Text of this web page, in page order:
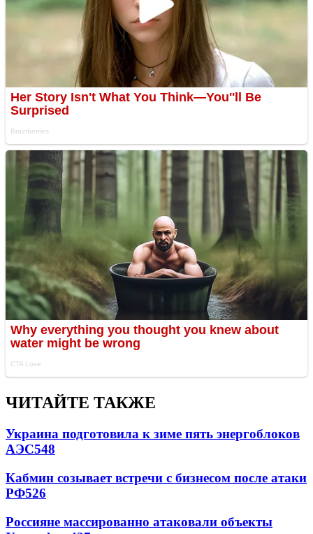
ЧИТАЙТЕ ТАКЖЕ
Украина подготовила к зиме пять энергоблоков
АЭС548
Кабмин созывает встречи с бизнесом после атаки
РФ526
Россияне массированно атаковали объекты